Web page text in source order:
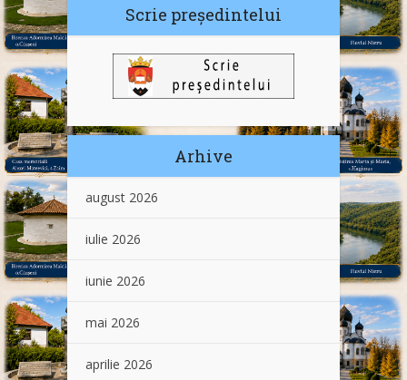
Scrie președintelui
Arhive
august 2026
iulie 2026
iunie 2026
mai 2026
aprilie 2026